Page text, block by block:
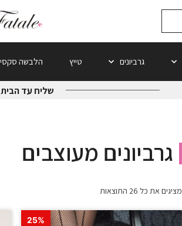
גרביונים טייץ הלבשה
שליח עד הבית
גרביונים מעוצבים
מציגים את כל ⁦26⁩ התוצאות
25%